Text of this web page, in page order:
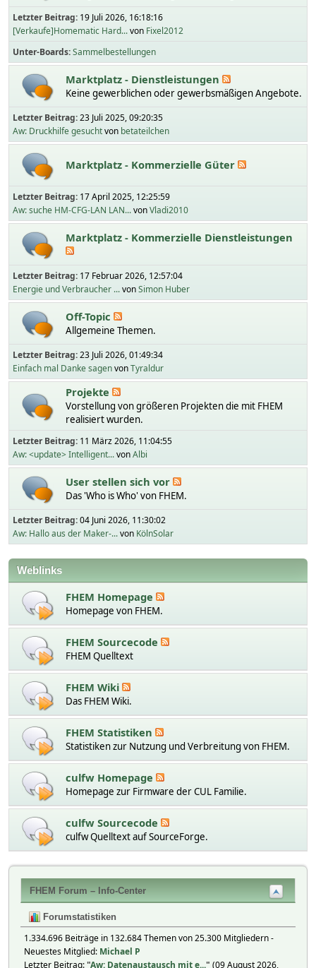
Letzter Beitrag: 19 Juli 2026, 16:18:16
[Verkaufe]Homematic Hard...von Fixel2012
Unter-Boards Sammelbestellungen
Marktplatz - Dienstleistungen
Keine gewerblichen oder gewerbsmäßigen Angebote.
Letzter Beitrag:23 Juli 2025, 09:20:35
Aw: Druckhilfe gesuchtvon betateilchen
Marktplatz - Kommerzielle Güter
Letzter Beitrag: 17 April 2025, 12:25:59
Aw: suche HM-CFG-LAN LAN...vonVladi2010
Marktplatz - Kommerzielle Dienstleistungen
Letzter Beitrag: 17 Februar 2026, 12:57:04
Energie und Verbraucher ...vonSimon Huber
Off-Topic
Allgemeine Themen.
Letzter Beitrag:23 Juli 2026, 01:49:34
Einfach mal Danke sagenvonTyraldur
Projekte
Vorstellung von größeren Projekten die mit FHEM
realisiert wurden.
Letzter Beitrag: 11 März 2026, 11:04:55
Aw: <update> Intelligent...vonAlbi
User stellen sich vor
Das 'Who is Who' von FHEM.
Letzter Beitrag:04 Juni 2026, 11:30:02
Aw: Hallo aus der Maker-...von KölnSolar
Weblinks
FHEM Homepage
Homepage von FHEM.
FHEM Sourcecode
FHEM Quelltext
FHEM Wiki
Das FHEM Wiki.
FHEM Statistiken
Statistiken zur Nutzung und Verbreitung von FHEM.
culfw Homepage
Homepage zur Firmware der CUL Familie.
culfw Sourcecode
culfw Quelltext auf SourceForge.
FHEM Forum – Info-Center
Forumstatistiken
1.334.696 Beiträge in 132.684 Themen von 25.300 Mitgliedern -
Neuestes Mitglied: Michael P
Letzter Beitrag:"Aw: Datenaustausch mit e..." (09 August 2026,